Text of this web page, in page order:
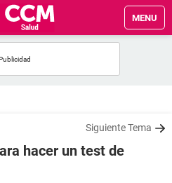
MENU
Siguiente Tema
hacer un test de